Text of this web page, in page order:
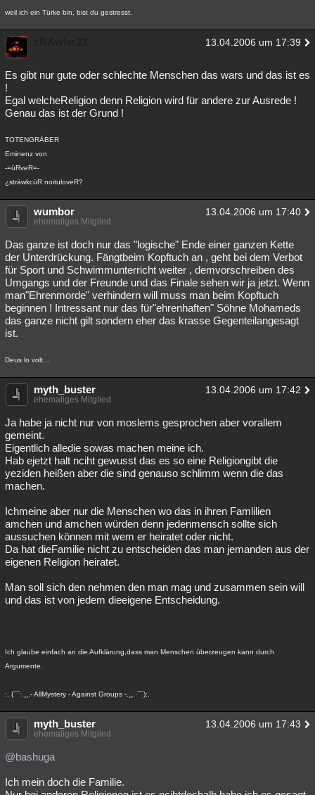
weil ich ein Türke bin, bist du gestresst.
13.04.2006 um 17:39
Es gibt nur gute oder schlechte Menschen das wars und das ist es
!
Egal welcheReligion denn Religion wird für andere zur Ausrede !
Genau das ist der Grund !
TOTENGRÄBER
Eminenz von
-=üRveR=-
¿sträwkcüR noituloveR?
wumbor 13.04.2006 um 17:40
ehemaliges Mitglied
Das ganze ist doch nur das "logische" Ende einer ganzen Kette
der Unterdrückung. Fängtbeim Kopftuch an , geht bei dem Verbot
für Sport und Schwimmunterricht weiter , demvorschreiben des
Umgangs und der Freunde und das Finale sehen wir ja jetzt. Wenn
man"Ehrenmorde" verhindern will muss man beim Kopftuch
beginnen ! Intressant nur das für"ehrenhaften" Söhne Mohameds
das ganze nicht gilt sondern eher das krasse Gegenteilangesagt
ist.
Deus lo volt...
myth_buster 13.04.2006 um 17:42
ehemaliges Mitglied
Ja habe ja nicht nur von moslems gesprochen aber vorallem
gemeint.
Eigentlich alledie sowas machen meine ich.
Hab ejetzt halt nciht gewusst das es so eine Religiongibt die
yeziden heißen aber die sind genauso schlimm wenn die das
machen.
Ichmeine aber nur die Menschen wo das in ihren Famlilien
amchen und amchen würden denn jedenmensch sollte sich
aussuchen können mit wem er heiratet oder nicht.
Da hat dieFamilie nicht zu entscheiden das man jemanden aus der
eigenen Religion heiratet.
Man soll sich den nehmen den man mag und zusammen sein will
und das ist von jedem dieeigene Entscheidung.
Ich glaube einfach an die Aufklärung,dass man Menschen überzeugen kann durch
Argumente.
:. (¯`·.¸¸.- AllMystery - Against Groups -.¸¸.·´¯):.
myth_buster 13.04.2006 um 17:43
ehemaliges Mitglied
@bashuga
Ich mein doch die Familie.